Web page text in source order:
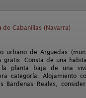
de Cabanillas (Navarra)
urbano de Arguedas
Consta de una
planta baja de una
Alojamiento
Reales,